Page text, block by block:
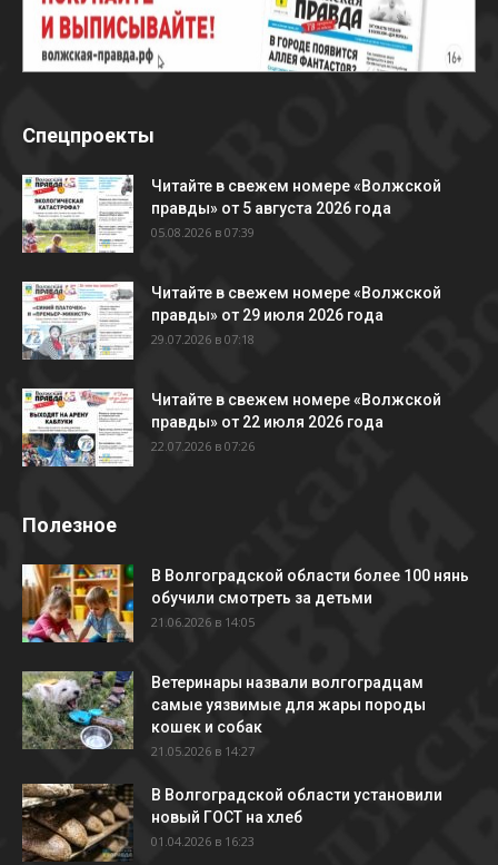
Спецпроекты
Читайте в свежем номере «Волжской
правды» от 5 августа 2026 года
05.08.2026 в 07:39
Читайте в свежем номере «Волжской
правды» от 29 июля 2026 года
29.07.2026 в 07:18
Читайте в свежем номере «Волжской
правды» от 22 июля 2026 года
22.07.2026 в 07:26
Полезное
В Волгоградской области более 100 нянь
обучили смотреть за детьми
21.06.2026 в 14:05
Ветеринары назвали волгоградцам
самые уязвимые для жары породы
кошек и собак
21.05.2026 в 14:27
В Волгоградской области установили
новый ГОСТ на хлеб
01.04.2026 в 16:23